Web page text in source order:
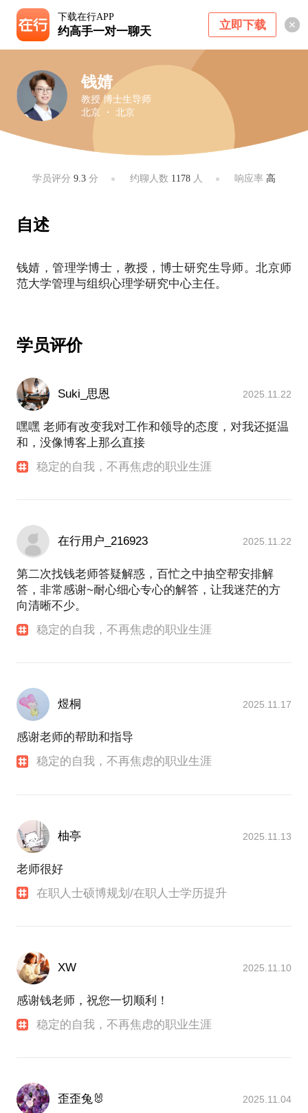
下载在行APP
约高手一对一聊天 立即下载
钱婧
教授 博士生导师
北京 ・ 北京
学员评分 9.3 分 约聊人数 1178 人 响应率 高
自述
钱婧，管理学博士，教授，博士研究生导师。北京师
范大学管理与组织心理学研究中心主任。
学员评价
Suki_思恩 2025.11.22
嘿嘿 老师有改变我对工作和领导的态度，对我还挺温
和，没像博客上那么直接
稳定的自我，不再焦虑的职业生涯
在行用户_216923 2025.11.22
第二次找钱老师答疑解惑，百忙之中抽空帮安排解
答，非常感谢~耐心细心专心的解答，让我迷茫的方
向清晰不少。
稳定的自我，不再焦虑的职业生涯
煜桐 2025.11.17
感谢老师的帮助和指导
稳定的自我，不再焦虑的职业生涯
柚亭 2025.11.13
老师很好
在职人士硕博规划/在职人士学历提升
XW 2025.11.10
感谢钱老师，祝您一切顺利！
稳定的自我，不再焦虑的职业生涯
歪歪兔🐰 2025.11.04